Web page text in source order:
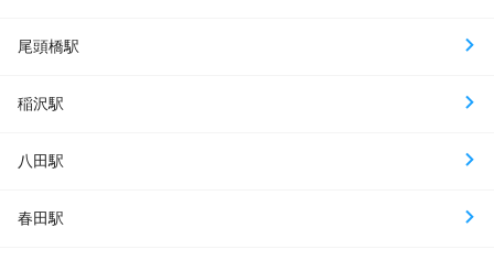
尾頭橋駅
稲沢駅
八田駅
春田駅